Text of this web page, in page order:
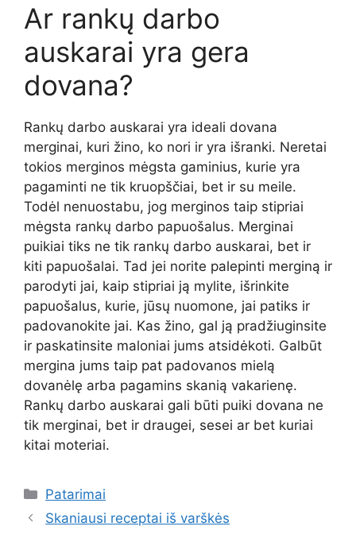
Ar rankų darbo
auskarai yra gera
dovana?
Rankų darbo auskarai yra ideali dovana
merginai, kuri žino, ko nori ir yra išranki. Neretai
tokios merginos mėgsta gaminius, kurie yra
pagaminti ne tik kruopščiai, bet ir su meile.
Todėl nenuostabu, jog merginos taip stipriai
mėgsta rankų darbo papuošalus. Merginai
puikiai tiks ne tik rankų darbo auskarai, bet ir
kiti papuošalai. Tad jei norite palepinti merginą ir
parodyti jai, kaip stipriai ją mylite, išrinkite
papuošalus, kurie, jūsų nuomone, jai patiks ir
padovanokite jai. Kas žino, gal ją pradžiuginsite
ir paskatinsite maloniai jums atsidėkoti. Galbūt
mergina jums taip pat padovanos mielą
dovanėlę arba pagamins skanią vakarienę.
Rankų darbo auskarai gali būti puiki dovana ne
tik merginai, bet ir draugei, sesei ar bet kuriai
kitai moteriai.
Kategorijos
Patarimai
Skaniausi receptai iš varškės